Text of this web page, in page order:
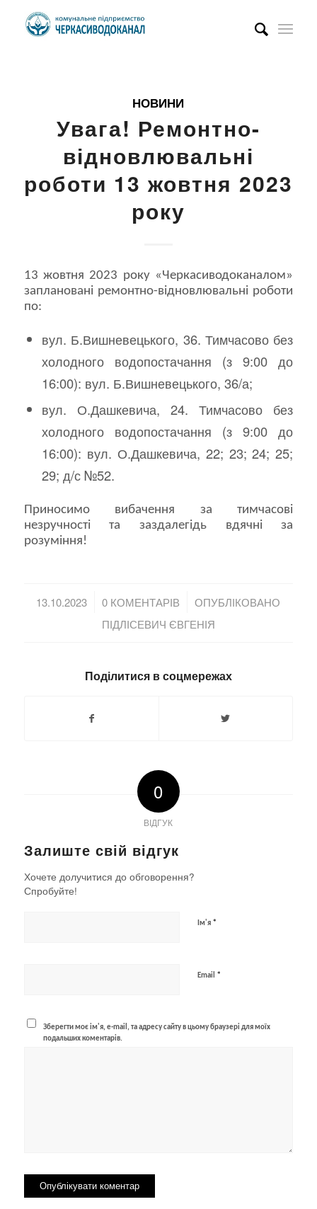
НОВИНИ
Увага! Ремонтно-
відновлювальні
роботи 13 жовтня 2023
року
13 жовтня 2023 року «Черкасиводоканалом»
заплановані ремонтно-відновлювальні роботи
по:
вул. Б.Вишневецького, 36. Тимчасово без
холодного водопостачання (з 9:00 до
16:00): вул. Б.Вишневецького, 36/а;
вул. О.Дашкевича, 24. Тимчасово без
холодного водопостачання (з 9:00 до
16:00): вул. О.Дашкевича, 22; 23; 24; 25;
29; д/с №52.
Приносимо вибачення за тимчасові
незручності та заздалегідь вдячні за
розуміння!
13.10.2023
/ 0 КОМЕНТАРІВ
/
ОПУБЛІКОВАНО
ПІДЛІСЕВИЧ ЄВГЕНІЯ
Поділитися в соцмережах
0
ВІДГУК
Залиште свій відгук
Хочете долучитися до обговорення?
Спробуйте!
Ім'я *
Email *
Зберегти моє ім'я, e-mail, та адресу сайту в цьому браузері для моїх
подальших коментарів.